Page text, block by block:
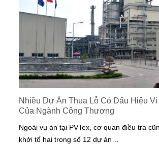
Nhiều Dự Án Thua Lỗ Có Dấu Hiệu
Của Ngành Công Thương
Ngoài vụ án tại PVTex, cơ quan điều tra
khởi tố hai trong số 12 dự án…